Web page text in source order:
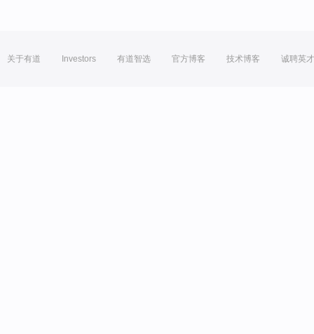
关于有道 Investors 有道智选 官方博客 技术博客 诚聘英才